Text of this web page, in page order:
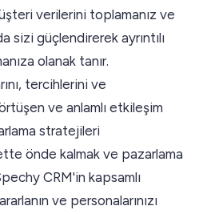
verilerini toplamanız ve
sizi güçlendirerek ayrıntılı
olanak tanır.
tercihlerini ve
ve anlamlı etkileşim
stratejileri
önde kalmak ve pazarlama
CRM'in kapsamlı
ve personalarınızı